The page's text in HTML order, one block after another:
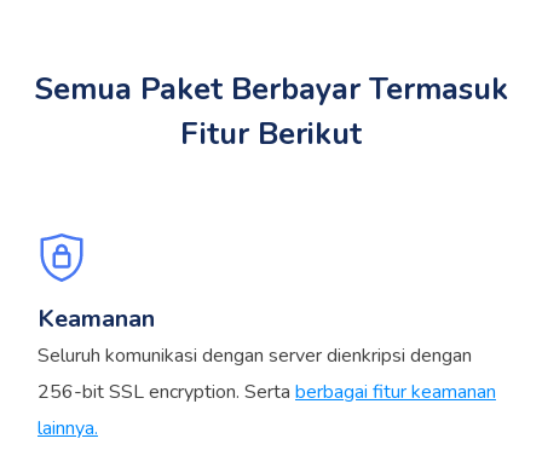
Semua Paket Berbayar Termasuk
Fitur Berikut
Keamanan
Seluruh komunikasi dengan server dienkripsi dengan
256-bit SSL encryption. Serta berbagai fitur keamanan
lainnya.